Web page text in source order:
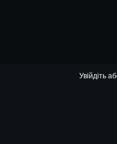
Увійдіть